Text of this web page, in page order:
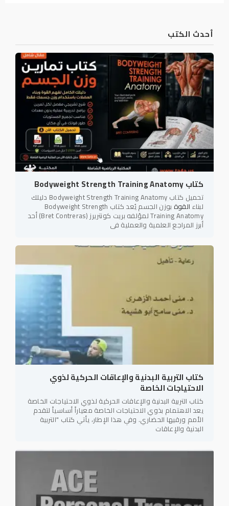
أحدث الكتب
كتاب Bodyweight Strength Training Anatomy
تحميل كتاب Bodyweight Strength Training Anatomy دليلك
لبناء القوة بوزن الجسم يُعد كتاب Bodyweight Strength
Training Anatomy لمؤلفه بريت كونتريرز (Bret Contreras) أحد
أبرز المراجع العلمية والعملية في
كتاب التربية البدنية والإعاقات الحركية لذوي
الاحتياجات الخاصة
كتاب التربية البدنية والإعاقات الحركية لذوي الاحتياجات الخاصة
يعد الاهتمام بذوي الاحتياجات الخاصة معياراً أساسياً لتقدم
الأمم ورقيها الحضاري. وفي هذا الإطار، يأتي كتاب "التربية
البدنية والإعاقات